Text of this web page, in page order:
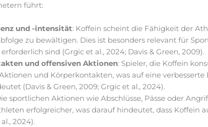
führt:
und -intensität: Koffein scheint die Fähigkeit der
zu bewältigen. Dies ist besonders relevant für
sind (Grgic et al., 2024; Davis & Green, 2009).
und offensiven Aktionen: Spieler, die Koffein
und Körperkontakten, was auf eine
(Davis & Green, 2009; Grgic et al., 2024).
sportlichen Aktionen wie Abschlüsse, Pässe oder
erfolgreicher, was darauf hindeutet, dass Koffein
2024).